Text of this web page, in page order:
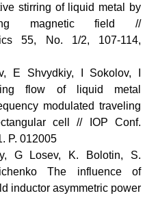
stirring of liquid metal by
magnetic field //
55, No. 1/2, 107-114,
E Shvydkiy, I Sokolov, I
flow of liquid metal
modulated traveling
cell // IOP Conf.
P. 012005
G Losev, K. Bolotin, S.
The influence of
inductor asymmetric power